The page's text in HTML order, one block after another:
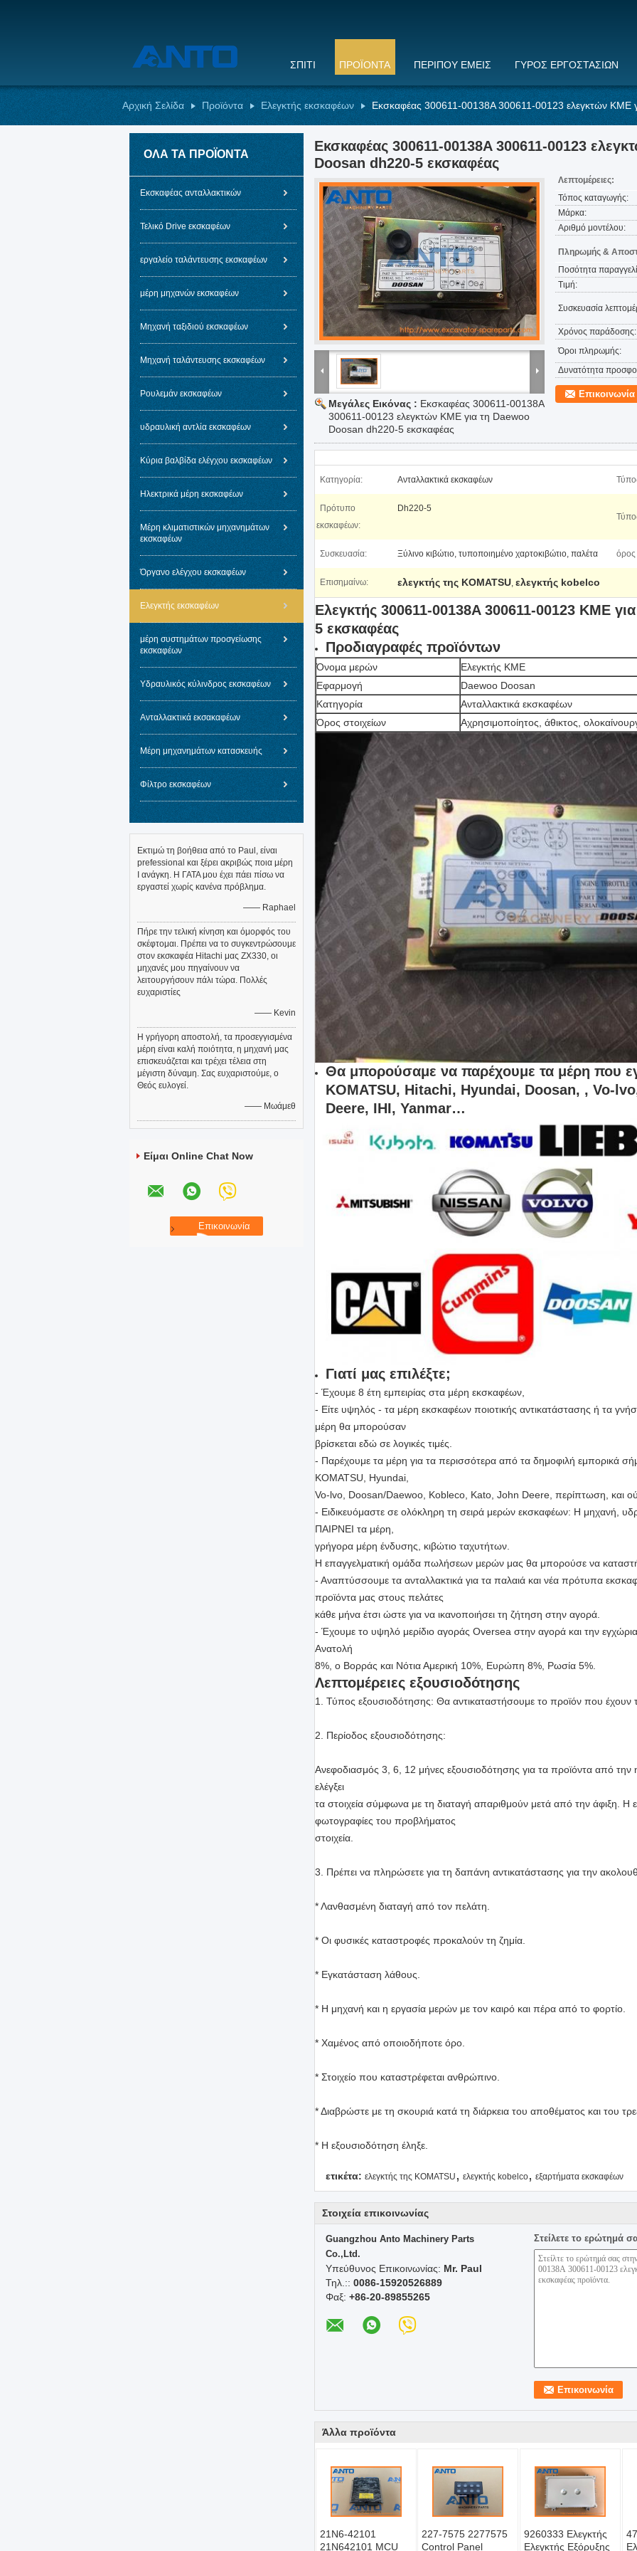
ΣΠΊΤΙ ΠΡΟΪΌΝΤΑ ΠΕΡΊΠΟΥ ΕΜΕΊΣ ΓΎΡΟΣ ΕΡΓΟΣΤΑΣΊΩΝ
Αρχική Σελίδα Προϊόντα Ελεγκτής εκσκαφέων Εκσκαφέας 300611-00138A 300611-00123 ελεγκτών ΚΜΕ
ΌΛΑ ΤΑ ΠΡΟΪΌΝΤΑ
Εκσκαφέας ανταλλακτικών
Τελικό Drive εκσκαφέων
εργαλείο ταλάντευσης εκσκαφέων
μέρη μηχανών εκσκαφέων
Μηχανή ταξιδιού εκσκαφέων
Μηχανή ταλάντευσης εκσκαφέων
Ρουλεμάν εκσκαφέων
υδραυλική αντλία εκσκαφέων
Κύρια βαλβίδα ελέγχου εκσκαφέων
Ηλεκτρικά μέρη εκσκαφέων
Μέρη κλιματιστικών μηχανημάτων
εκσκαφέων
Όργανο ελέγχου εκσκαφέων
Ελεγκτής εκσκαφέων
μέρη συστημάτων προσγείωσης
εκσκαφέων
Υδραυλικός κύλινδρος εκσκαφέων
Ανταλλακτικά εκσακαφέων
Μέρη μηχανημάτων κατασκευής
Φίλτρο εκσκαφέων
Εκτιμώ τη βοήθεια από το Paul, είναι
prefessional και ξέρει ακριβώς ποια μέρη
Ι ανάγκη. Η ΓΑΤΑ μου έχει πάει πίσω να
εργαστεί χωρίς κανένα πρόβλημα.
—— Raphael
Πήρε την τελική κίνηση και όμορφός του
σκέφτομαι. Πρέπει να το συγκεντρώσουμε
στον εκσκαφέα Hitachi μας ZX330, οι
μηχανές μου πηγαίνουν να
λειτουργήσουν πάλι τώρα. Πολλές
ευχαριστίες
—— Kevin
Η γρήγορη αποστολή, τα προσεγγισμένα
μέρη είναι καλή ποιότητα, η μηχανή μας
επισκευάζεται και τρέχει τέλεια στη
μέγιστη δύναμη. Σας ευχαριστούμε, ο
Θεός ευλογεί.
—— Μωάμεθ
Είμαι Online Chat Now
Εκσκαφέας 300611-00138A 300611-00123
Doosan dh220-5 εκσκαφέας
Μεγάλες Εικόνας : Εκσκαφέας 300611-00138A
300611-00123 ελεγκτών ΚΜΕ για τη Daewoo
Doosan dh220-5 εκσκαφέας
Λεπτομέρειες:
Τόπος καταγωγής:
Μάρκα:
Αριθμό μοντέλου:
Πληρωμής &
Ποσότητα
Τιμή:
Συσκευασία
Χρόνος παράδοσης:
Όροι πληρωμής:
Δυνατότητα
Επικοινωνία
Κατηγορία: Ανταλλακτικά εκσκαφέων
Πρότυπο
εκσκαφέων:
Dh220-5
Συσκευασία: Ξύλινο κιβώτιο, τυποποιημένο χαρτοκιβώτιο, παλέτα όρος
Επισημαίνω: ελεγκτής της KOMATSU, ελεγκτής kobelco
Ελεγκτής 300611-00138A 300611-00123 ΚΜΕ
5 εκσκαφέας
Προδιαγραφές προϊόντων
Όνομα μερών
Ελεγκτής ΚΜΕ
Εφαρμογή
Daewoo Doosan
Κατηγορία
Ανταλλακτικά εκσκαφέων
Όρος στοιχείων
Αχρησιμοποίητος, άθικτος,
Θα μπορούσαμε να παρέχουμε τα μέρη που
KOMATSU, Hitachi, Hyundai, Doosan, , Vo-
Deere, IHI, Yanmar…
Γιατί μας επιλέξτε;
- Έχουμε 8 έτη εμπειρίας στα μέρη εκσκαφέων,
- Είτε υψηλός - τα μέρη εκσκαφέων ποιοτικής αντικατάστασης ή τα
μέρη θα μπορούσαν
βρίσκεται εδώ σε λογικές τιμές.
- Παρέχουμε τα μέρη για τα περισσότερα από τα δημοφιλή εμπορικά
KOMATSU, Hyundai,
Vo-lvo, Doosan/Daewoo, Kobleco, Kato, John Deere, περίπτωση, και
- Ειδικευόμαστε σε ολόκληρη τη σειρά μερών εκσκαφέων: Η μηχανή,
ΠΑΙΡΝΕΙ τα μέρη,
γρήγορα μέρη ένδυσης, κιβώτιο ταχυτήτων.
Η επαγγελματική ομάδα πωλήσεων μερών μας θα μπορούσε να
- Αναπτύσσουμε τα ανταλλακτικά για τα παλαιά και νέα πρότυπα
προϊόντα μας στους πελάτες
κάθε μήνα έτσι ώστε για να ικανοποιήσει τη ζήτηση στην αγορά.
- Έχουμε το υψηλό μερίδιο αγοράς Oversea στην αγορά και την
Ανατολή
8%, ο Βορράς και Νότια Αμερική 10%, Ευρώπη 8%, Ρωσία 5%.
Λεπτομέρειες εξουσιοδότησης
1. Τύπος εξουσιοδότησης: Θα αντικαταστήσουμε το προϊόν που έχουν
2. Περίοδος εξουσιοδότησης:
Ανεφοδιασμός 3, 6, 12 μήνες εξουσιοδότησης για τα προϊόντα από την
ελέγξει
τα στοιχεία σύμφωνα με τη διαταγή απαριθμούν μετά από την άφιξη. Η
φωτογραφίες του προβλήματος
στοιχεία.
3. Πρέπει να πληρώσετε για τη δαπάνη αντικατάστασης για την
* Λανθασμένη διαταγή από τον πελάτη.
* Οι φυσικές καταστροφές προκαλούν τη ζημία.
* Εγκατάσταση λάθους.
* Η μηχανή και η εργασία μερών με τον καιρό και πέρα από το φορτίο.
* Χαμένος από οποιοδήποτε όρο.
* Στοιχείο που καταστρέφεται ανθρώπινο.
* Διαβρώστε με τη σκουριά κατά τη διάρκεια του αποθέματος και του
* Η εξουσιοδότηση έληξε.
ετικέτα: ελεγκτής της KOMATSU ελεγκτής kobelco εξαρτήματα εκσκαφέων
Στοιχεία επικοινωνίας
Guangzhou Anto Machinery Parts
Co.,Ltd.
Υπεύθυνος Επικοινωνίας: Mr. Paul
Τηλ.:: 0086-15920526889
Φαξ: +86-20-89855265
Στείλετε το ερώτημά
Άλλα προϊόντα
21N6-42101
21N642101 MCU
227-7575 2277575
Control Panel
9260333 Ελεγκτής
Ελεγκτής Εξόρυξης